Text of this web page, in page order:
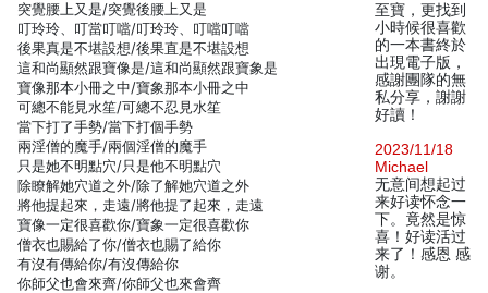
突覺腰上又是/突覺後腰上又是
叮玲玲、叮當叮噹/叮玲玲、叮噹叮噹
後果真是不堪設想/後果直是不堪設想
這和尚顯然跟寶像是/這和尚顯然跟寶象是
寶像那本小冊之中/寶象那本小冊之中
可總不能見水笙/可總不忍見水笙
當下打了手勢/當下打個手勢
兩淫僧的魔手/兩個淫僧的魔手
只是她不明點穴/只是他不明點穴
除瞭解她穴道之外/除了解她穴道之外
將他提起來，走遠/將他提了起來，走遠
寶像一定很喜歡你/寶象一定很喜歡你
僧衣也賜給了你/僧衣也賜了給你
有沒有傳給你/有沒傳給你
你師父也會來齊/你師父也來會齊
至寶，更找到
小時候很喜歡
的一本書終於
出現電子版，
感謝團隊的無
私分享，謝謝
好讀！
2023/11/18
Michael
无意间想起过
来好读怀念一
下。竟然是惊
喜！好读活过
来了！感恩 感
谢。